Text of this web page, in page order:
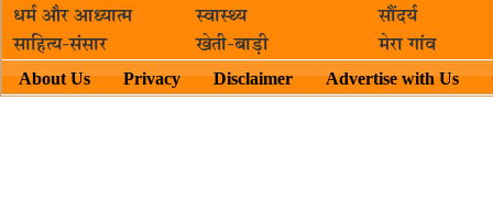
धर्म और आध्यात्म
स्वास्थ्य
सौंदर्य
साहित्य-संसार
खेती-बाड़ी मेरा गांव
About Us Privacy Disclaimer Advertise with Us